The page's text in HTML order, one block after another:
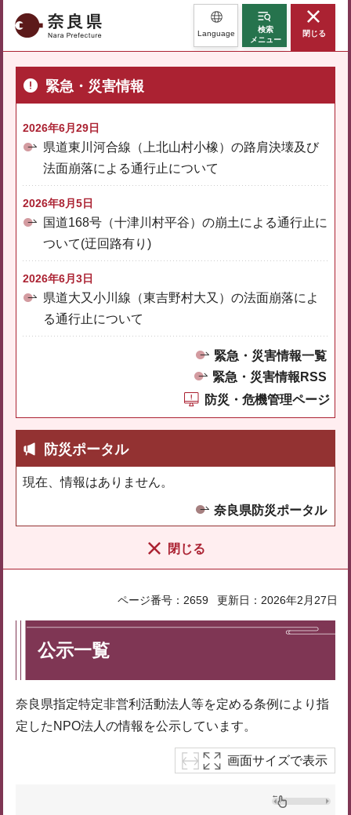
奈良県 Language
検索
メニュー
閉じる
緊急・災害情報
2026年6月29日
県道東川河合線（上北山村小橡）の路肩決壊及び
法面崩落による通行止について
2026年8月5日
国道168号（十津川村平谷）の崩土による通行止に
ついて(迂回路有り)
2026年6月3日
県道大又小川線（東吉野村大又）の法面崩落によ
る通行止について
緊急・災害情報一覧
緊急・災害情報RSS
防災・危機管理ページ
防災ポータル
現在、情報はありません。
奈良県防災ポータル
閉じる
ページ番号：2659 更新日：2026年2月27日
公示一覧
奈良県指定特定非営利活動法人等を定める条例により指
定したNPO法人の情報を公示しています。
画面サイズで表示